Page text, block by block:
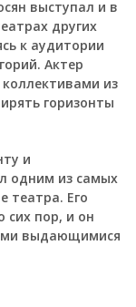
выступал и в
других
к аудитории
Актер
из
горизонты
и
одним из самых
театра. Его
сих пор, и он
выдающимися